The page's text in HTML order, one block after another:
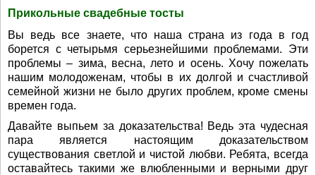
Прикольные свадебные тосты
Вы ведь все знаете, что наша страна из года в год
борется с четырьмя серьезнейшими проблемами. Эти
проблемы – зима, весна, лето и осень. Хочу пожелать
нашим молодоженам, чтобы в их долгой и счастливой
семейной жизни не было других проблем, кроме смены
времен года.
Давайте выпьем за доказательства! Ведь эта чудесная
пара является настоящим доказательством
существования светлой и чистой любви. Ребята, всегда
оставайтесь такими же влюбленными и верными друг